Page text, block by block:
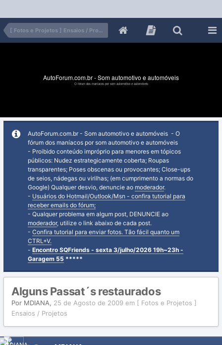
[ Fotos e Projetos ] Ensaios / Projetos
AutoForum.com.br - Som automotivo e automóveis
O fórum dos maníacos por som automotivo e automóveis
AutoForum.com.br - Som automotivo e automóveis - O
fórum dos maníacos por som automotivo e automóveis
- Proibido conteúdo impróprio para menores em tópicos
públicos: Nudez estrategicamente coberta; Roupas
transparentes; Poses obscenas ou provocantes; Close-ups
de seios, nádegas ou virilhas; (em cumprimento a normas do
Google) Qualquer desvio, denuncie ao moderador.
- Usuários do Hotmail/Outlook/Msn - confira tutorial para
receber emails do fórum;
- Qualquer problema em algum post, DENUNCIE ao
moderador, utilize o link abaixo de cada post.
- Confira tutorial para enviar fotos. Tão fácil quanto um
CTRL+V.
- Encontro SQFriends - sexta 3/julho/2026 19h~23h -
Garagem 55 *****
Alguns Passat´s restaurados
Por MDIANA, 25 de Agosto de 2009 em [ Fotos e Projetos ]
Ensaios / Projetos